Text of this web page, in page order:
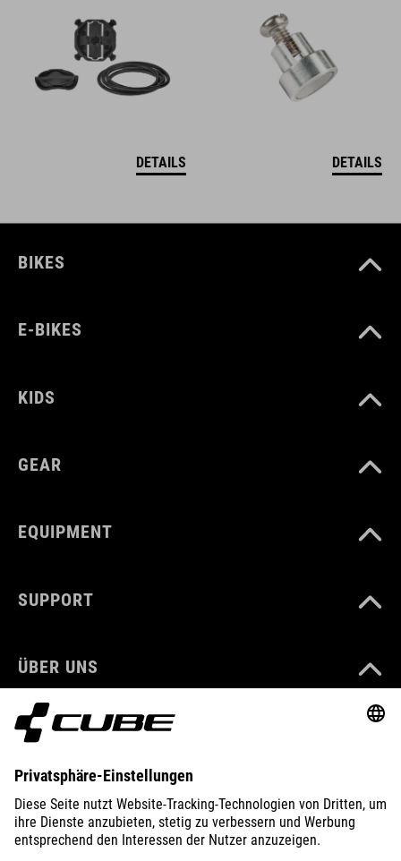
DETAILS DETAILS
BIKES
E-BIKES
KIDS
GEAR
EQUIPMENT
SUPPORT
ÜBER UNS
ENTDECKEN